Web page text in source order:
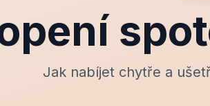
Jak nabíjet chytře a